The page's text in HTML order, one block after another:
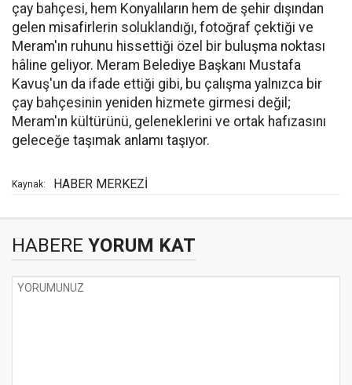
çay bahçesi, hem Konyalıların hem de şehir dışından
gelen misafirlerin soluklandığı, fotoğraf çektiği ve
Meram'ın ruhunu hissettiği özel bir buluşma noktası
hâline geliyor. Meram Belediye Başkanı Mustafa
Kavuş'un da ifade ettiği gibi, bu çalışma yalnızca bir
çay bahçesinin yeniden hizmete girmesi değil;
Meram'ın kültürünü, geleneklerini ve ortak hafızasını
geleceğe taşımak anlamı taşıyor.
Kaynak: HABER MERKEZİ
HABERE YORUM KAT